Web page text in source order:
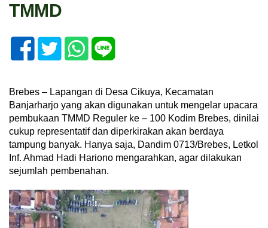
TMMD
Brebes – Lapangan di Desa Cikuya, Kecamatan
Banjarharjo yang akan digunakan untuk mengelar upacara
pembukaan TMMD Reguler ke – 100 Kodim Brebes, dinilai
cukup representatif dan diperkirakan akan berdaya
tampung banyak. Hanya saja, Dandim 0713/Brebes, Letkol
Inf. Ahmad Hadi Hariono mengarahkan, agar dilakukan
sejumlah pembenahan.